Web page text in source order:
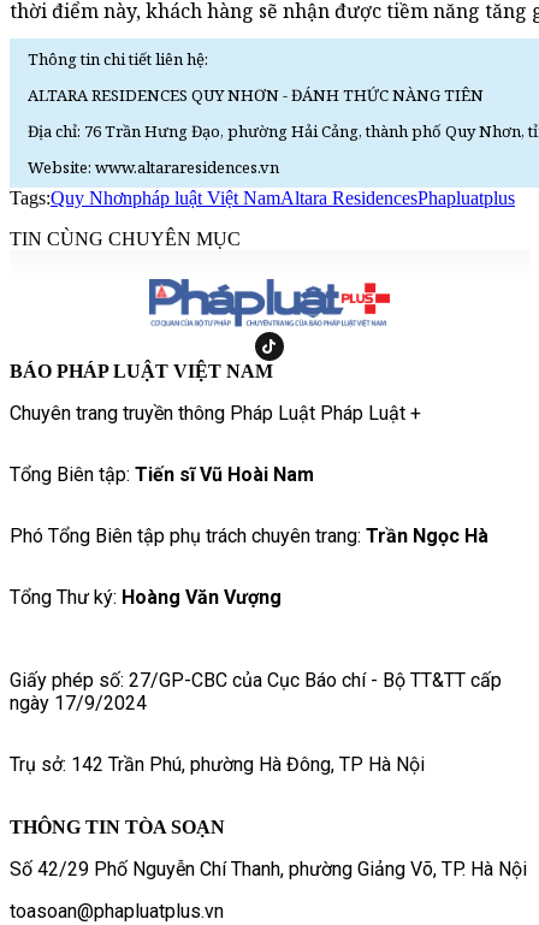
thời điểm này, khách hàng sẽ nhận được tiềm năng
Thông tin chi tiết liên hệ:
ALTARA RESIDENCES QUY NHƠN - ĐÁNH THỨC NÀNG TIÊN
Địa chỉ: 76 Trần Hưng Đạo, phường Hải Cảng, thành phố Quy Nhơn,
Website: www.altararesidences.vn
Tags:Quy Nhơnpháp luật Việt NamAltara ResidencesPhapluatplus
TIN CÙNG CHUYÊN MỤC
BÁO PHÁP LUẬT VIỆT NAM
Chuyên trang truyền thông Pháp Luật Pháp Luật +
Tổng Biên tập: Tiến sĩ Vũ Hoài Nam
Phó Tổng Biên tập phụ trách chuyên trang: Trần Ngọc Hà
Tổng Thư ký: Hoàng Văn Vượng
Giấy phép số: 27/GP-CBC của Cục Báo chí - Bộ TT&TT cấp
ngày 17/9/2024
Trụ sở: 142 Trần Phú, phường Hà Đông, TP Hà Nội
THÔNG TIN TÒA SOẠN
Số 42/29 Phố Nguyễn Chí Thanh, phường Giảng Võ, TP. Hà Nội
toasoan@phapluatplus.vn